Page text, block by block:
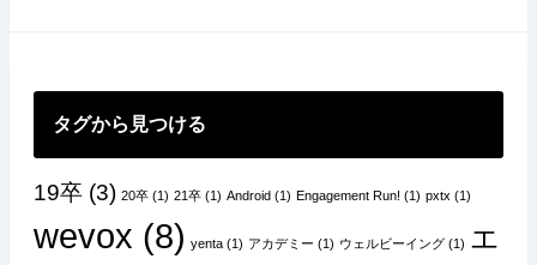
タグから見つける
19卒(3) 20卒(1) 21卒(1) Android (1) Engagement Run! (1) pxtx (1)
wevox (8) yenta(1) アカデミー (1) ウェルビーイング(1) エ